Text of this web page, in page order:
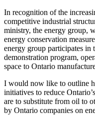
In recognition of the
competitive industrial
ministry, the energy group,
energy conservation
energy group participates in
demonstration program,
space to Ontario
I would now like to outline
initiatives to reduce
are to substitute from oil to
by Ontario companies on